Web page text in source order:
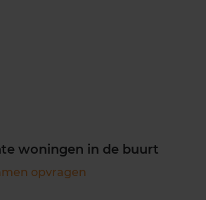
woningen in de buurt
opvragen